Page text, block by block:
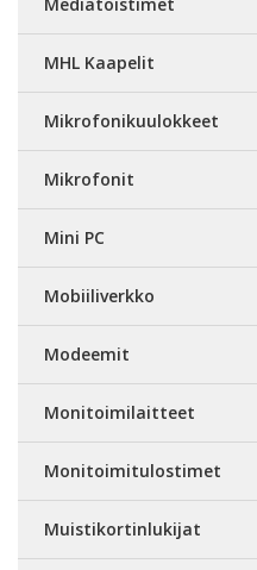
MHL Kaapelit
Mikrofonikuulokkeet
Mikrofonit
Mini PC
Mobiiliverkko
Modeemit
Monitoimilaitteet
Monitoimitulostimet
Muistikortinlukijat